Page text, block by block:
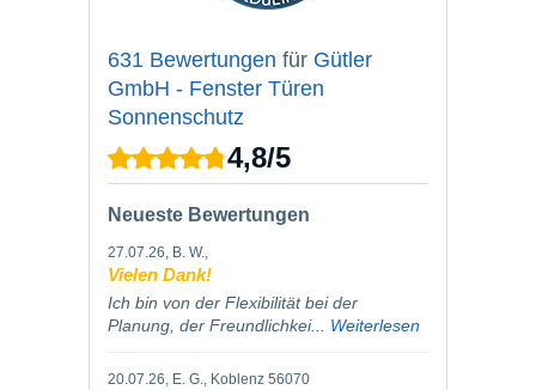
631 Bewertungen für Gütler
GmbH - Fenster Türen
Sonnenschutz
4,8/5
Neueste Bewertungen
27.07.26, B. W.,
Vielen Dank!
Ich bin von der Flexibilität bei der
Planung, der Freundlichkei... Weiterlesen
20.07.26, E. G., Koblenz 56070